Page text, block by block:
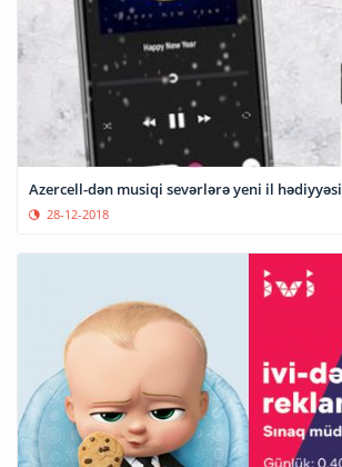
Azercell-dən musiqi sevərlərə yeni il hədiyyəsi
28-12-2018